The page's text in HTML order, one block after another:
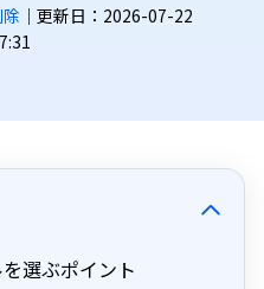
｜更新日：2026-07-22
選ぶポイント